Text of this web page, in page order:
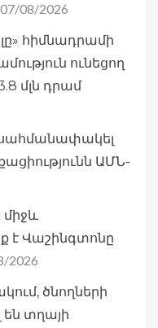
07/08/2026
հիմնադրամի
ունեցող
մլն դրամ
սահմանափակել
ԱՄՆ-
է Վաշինգտոնը
2026
ծնողների
են տղայի